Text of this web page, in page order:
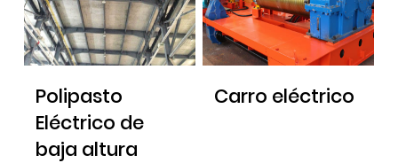
Polipasto
Eléctrico de
baja altura
Carro eléctrico